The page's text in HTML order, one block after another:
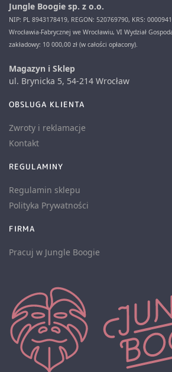
Jungle Boogie sp. z o.o.
NIP: PL 8943178419, REGON: 520769790, KRS:
Wrocławia-Fabrycznej we Wrocławiu, VI Wydział
zakładowy: 10 000,00 zł (w całości opłacony).
Magazyn i Sklep
ul. Brynicka 5, 54-214 Wrocław
OBSLUGA KLIENTA
Zwroty i reklamacje
Kontakt
REGULAMINY
Regulamin sklepu
Polityka Prywatności
FIRMA
Pracuj w Jungle Boogie